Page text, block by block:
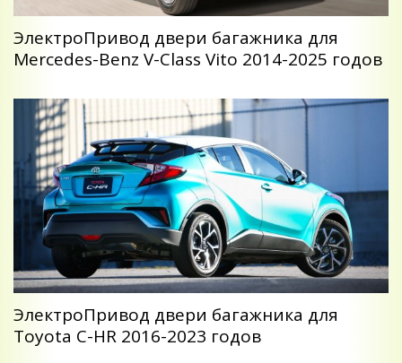
ЭлектроПривод двери багажника для
Mercedes-Benz V-Class Vito 2014-2025 годов
ЭлектроПривод двери багажника для
Toyota C-HR 2016-2023 годов